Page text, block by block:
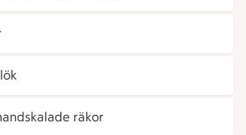
räkor